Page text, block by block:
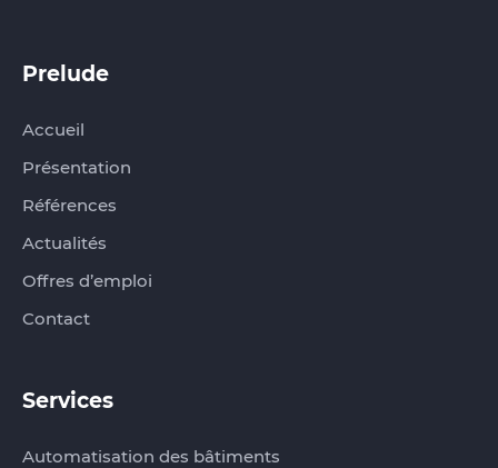
Prelude
Accueil
Présentation
Références
Actualités
Offres d’emploi
Contact
Services
Automatisation des bâtiments